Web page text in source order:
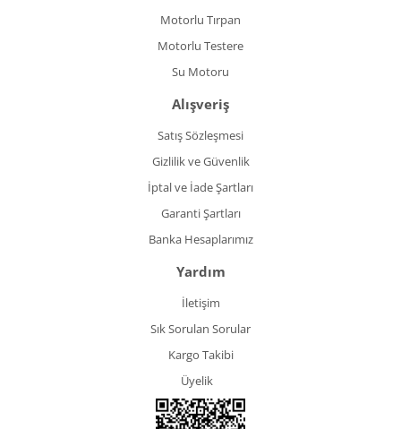
Motorlu Tırpan
Motorlu Testere
Su Motoru
Alışveriş
Satış Sözleşmesi
Gizlilik ve Güvenlik
İptal ve İade Şartları
Garanti Şartları
Banka Hesaplarımız
Yardım
İletişim
Sık Sorulan Sorular
Kargo Takibi
Üyelik